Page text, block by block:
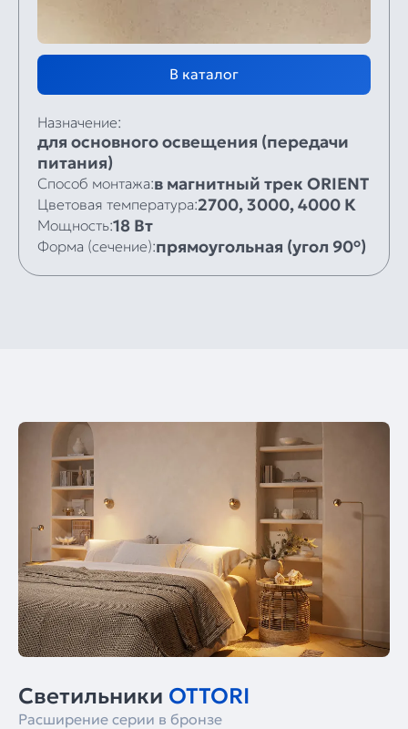
В каталог
Назначение:
для основного освещения (передачи
питания)
Способ монтажа:в магнитный трек ORIENT
Цветовая температура:2700, 3000, 4000 К
Мощность:18 Вт
Форма (сечение):прямоугольная (угол 90°)
Светильники OTTORI
Расширение серии в бронзе